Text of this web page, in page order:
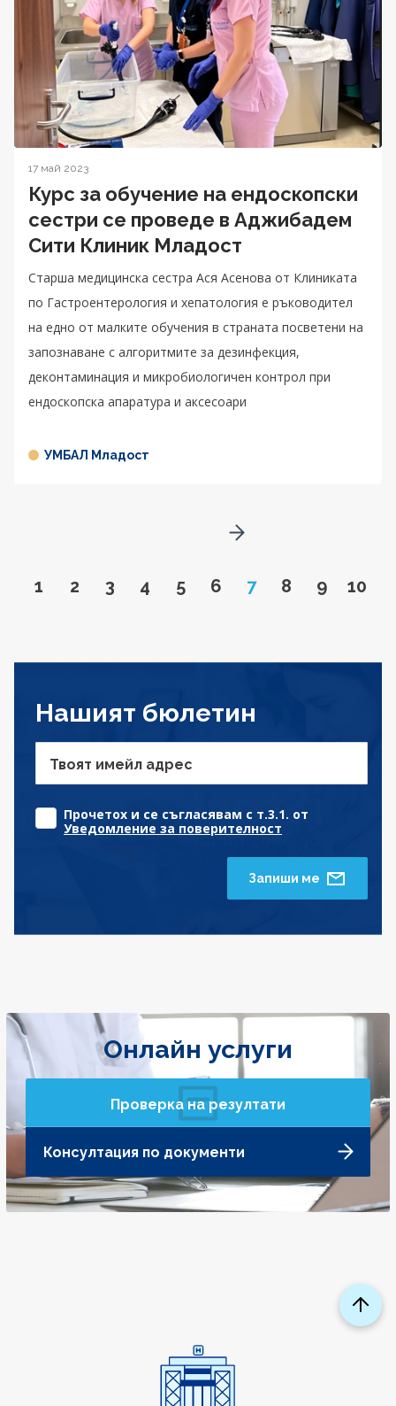
17 май 2023
Курс за обучение на ендоскопски
сестри се проведе в Аджибадем
Сити Клиник Младост
Старша медицинска сестра Ася Асенова от Клиниката
по Гастроентeрология и хепатология е ръководител
на едно от малките обучения в страната посветени на
запознаване с алгоритмите за дезинфекция,
деконтаминация и микробиологичен контрол при
ендоскопска апаратура и аксесоари
УМБАЛ Младост
Go to page
1 Go to page
2 Go to page
3 Go to page
4 Go to page
5 Go to page
6 Page
7 Go to page
8 Go to
9 Go
10
Go to next page
Нашият бюлетин
Твоят имейл адрес
Прочетох и се съгласявам с т.3.1. от
Уведомление за поверителност
Запиши ме
Онлайн услуги
Проверка на резултати
Консултация по документи